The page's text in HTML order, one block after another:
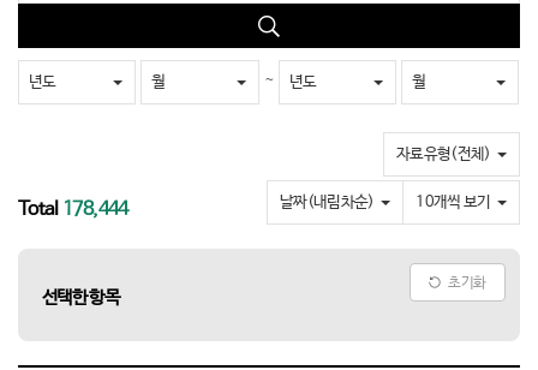
Total 178,444
입
력
하
검
색
년도
월 ~ 년도 월
자료유형(전체)
날짜(내림차순) 10개씩 보기
선택한 항목
초기화